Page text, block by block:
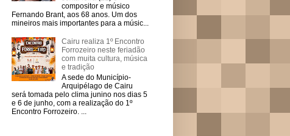
compositor e músico
Fernando Brant, aos 68 anos. Um dos
mineiros mais importantes para a músic...
Cairu realiza 1º Encontro
Forrozeiro neste feriadão
com muita cultura, música
e tradição
A sede do Município-
Arquipélago de Cairu
será tomada pelo clima junino nos dias 5
e 6 de junho, com a realização do 1º
Encontro Forrozeiro. ...